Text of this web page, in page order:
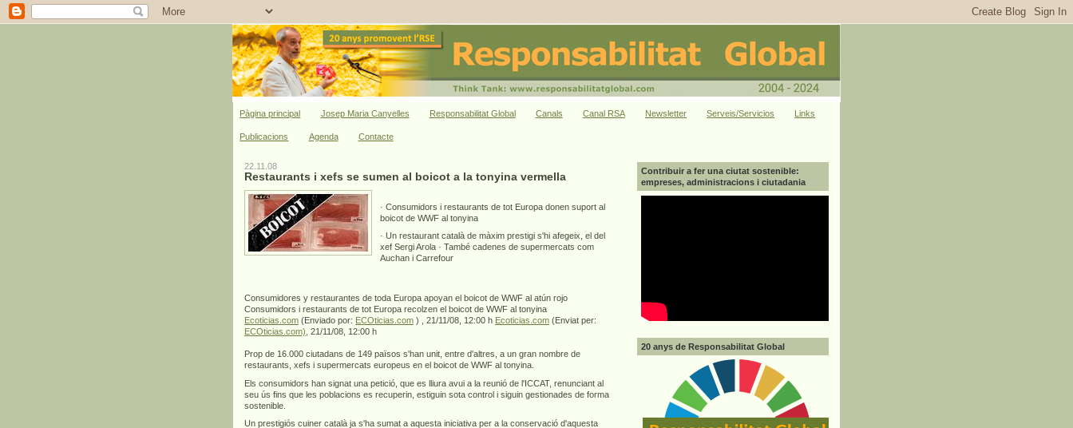
Pàgina principal Josep Maria Canyelles Responsabilitat Global Canals Canal RSA Newsletter Serveis/Servicios Links
Publicacions Agenda Contacte
22.11.08
Restaurants i xefs se sumen al boicot a la tonyina vermella
· Consumidors i restaurants de tot Europa donen suport al
boicot de WWF al tonyina
· Un restaurant català de màxim prestigi s'hi afegeix, el del
xef Sergi Arola · També cadenes de supermercats com
Auchan i Carrefour
Consumidores y restaurantes de toda Europa apoyan el boicot de WWF al atún rojo
Consumidors i restaurants de tot Europa recolzen el boicot de WWF al tonyina
Ecoticias.com (Enviado por: ECOticias.com ) , 21/11/08, 12:00 h Ecoticias.com (Enviat per:
ECOticias.com), 21/11/08, 12:00 h
Prop de 16.000 ciutadans de 149 països s'han unit, entre d'altres, a un gran nombre de
restaurants, xefs i supermercats europeus en el boicot de WWF al tonyina.
Els consumidors han signat una petició, que es lliura avui a la reunió de l'ICCAT, renunciant al
seu ús fins que les poblacions es recuperin, estiguin sota control i siguin gestionades de forma
sostenible.
Un prestigiós cuiner català ja s'ha sumat a aquesta iniciativa per a la conservació d'aquesta
Contribuir a fer una ciutat sostenible:
empreses, administracions i ciutadania
20 anys de Responsabilitat Global